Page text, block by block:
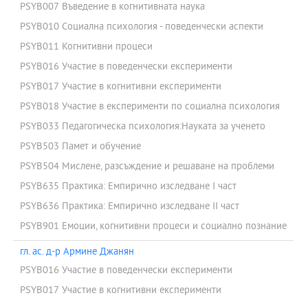
PSYB007 Въведение в когнитивната наука
PSYB010 Социална психология - поведенчески аспекти
PSYB011 Когнитивни процеси
PSYB016 Участие в поведенчески експерименти
PSYB017 Участие в когнитивни експерименти
PSYB018 Участие в експерименти по социална психология
PSYB033 Педагогическа психология:Науката за ученето
PSYB503 Памет и обучение
PSYB504 Мислене, разсъждение и решаване на проблеми
PSYB635 Практика: Емпирично изследване І част
PSYB636 Практика: Емпирично изследване ІІ част
PSYB901 Емоции, когнитивни процеси и социално познание
гл. ас. д-р Армине Джанян
PSYB016 Участие в поведенчески експерименти
PSYB017 Участие в когнитивни експерименти